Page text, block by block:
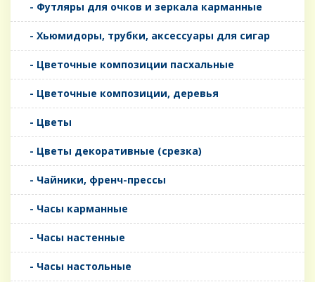
- Футляры для очков и зеркала карманные
- Хьюмидоры, трубки, аксессуары для сигар
- Цветочные композиции пасхальные
- Цветочные композиции, деревья
- Цветы
- Цветы декоративные (срезка)
- Чайники, френч-прессы
- Часы карманные
- Часы настенные
- Часы настольные